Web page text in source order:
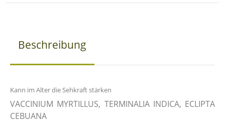
Beschreibung
Kann im Alter die Sehkraft stärken
VACCINIUM MYRTILLUS, TERMINALIA INDICA, ECLIPTA
CEBUANA